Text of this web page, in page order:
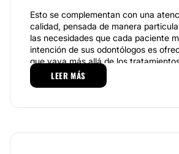
Esto se complementan con una
calidad, pensada de manera
las necesidades que cada paciente
intención de sus odontólogos es
que vaya más allá de los
de hacer de cada consulta una
más cómoda. La experiencia de sus
LEER MÁS